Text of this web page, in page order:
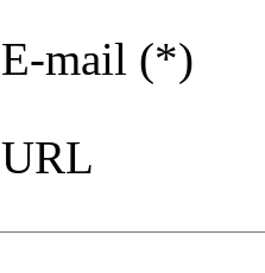
E-mail (*)
URL